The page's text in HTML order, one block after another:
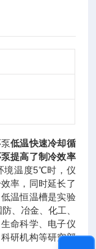
低温快速冷却循
提高了制冷效率
境温度5℃时，仪
率，同时延长了
温恒温槽是实验
、冶金、化工、
命科学、电子仪
研机构等研究部